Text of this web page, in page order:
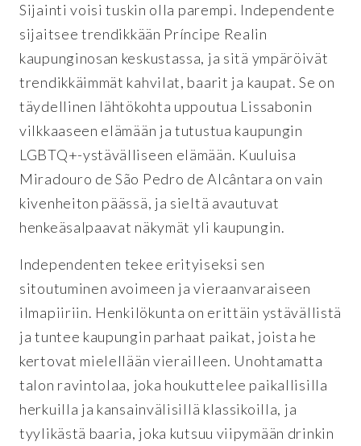
Sijainti voisi tuskin olla parempi. Independente
sijaitsee trendikkään Príncipe Realin
kaupunginosan keskustassa, ja sitä ympäröivät
trendikkäimmät kahvilat, baarit ja kaupat. Se on
täydellinen lähtökohta uppoutua Lissabonin
vilkkaaseen elämään ja tutustua kaupungin
LGBTQ+-ystävälliseen elämään. Kuuluisa
Miradouro de São Pedro de Alcântara on vain
kivenheiton päässä, ja sieltä avautuvat
henkeäsalpaavat näkymät yli kaupungin.
Independenten tekee erityiseksi sen
sitoutuminen avoimeen ja vieraanvaraiseen
ilmapiiriin. Henkilökunta on erittäin ystävällistä
ja tuntee kaupungin parhaat paikat, joista he
kertovat mielellään vierailleen. Unohtamatta
talon ravintolaa, joka houkuttelee paikallisilla
herkuilla ja kansainvälisillä klassikoilla, ja
tyylikästä baaria, joka kutsuu viipymään drinkin